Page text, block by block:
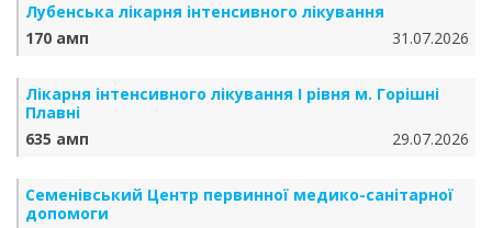
Лубенська лікарня інтенсивного лікування
170 амп
31.07.2026
Лікарня інтенсивного лікування І рівня м. Горішні
Плавні
635 амп
29.07.2026
Семенівський Центр первинної медико-санітарної
допомоги